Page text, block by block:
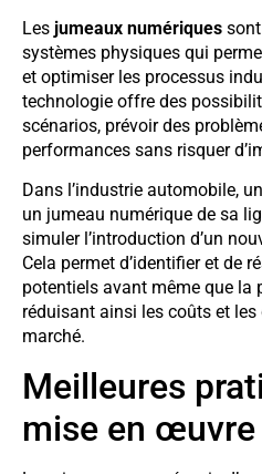
Les jumeaux numériques
systèmes physiques qui
et optimiser les processus
technologie offre des
scénarios, prévoir des
performances sans risquer
Dans l’industrie automobile,
un jumeau numérique de sa
simuler l’introduction d’un
Cela permet d’identifier et de
potentiels avant même que la
réduisant ainsi les coûts et
marché.
Meilleures
mise en œuvre